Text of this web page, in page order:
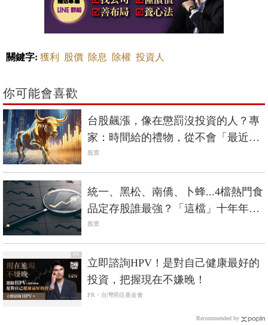
關鍵字: 獲利 股價 除息 除權 投資人
你可能會喜歡
台股飆漲，像在懲罰沒投資的人？專
家：時間給的禮物，從不會「最近」
才送來​
股票
統一、黑松、南僑、卜蜂...4檔熱門食
品定存股誰最強？「這檔」十年年化
報酬飆破20%最狂
股票
PR
立即諮詢HPV！是對自己健康最好的
投資，把握現在不嫌晚！
PR・台灣癌症基金會
Recommended by